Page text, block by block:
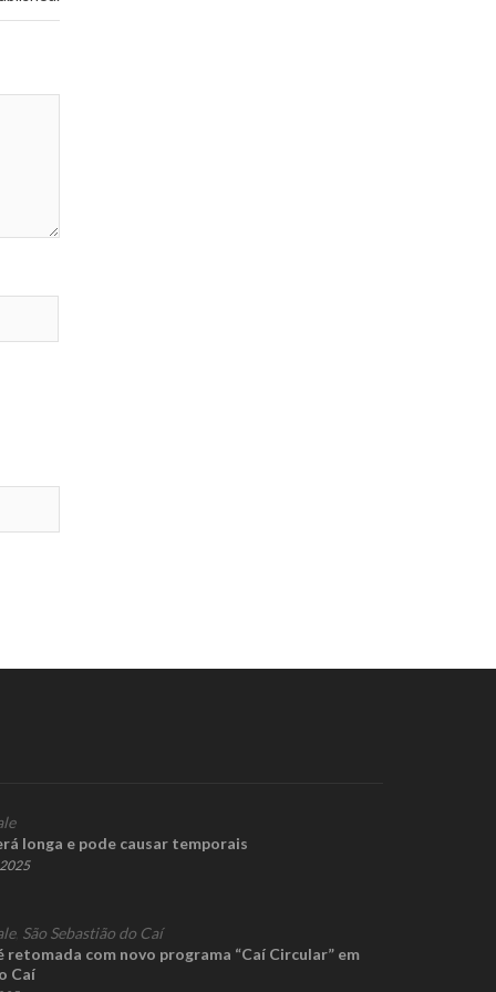
longa e pode causar temporais
, São Sebastião do Caí
com novo programa “Caí Circular” em
Caí